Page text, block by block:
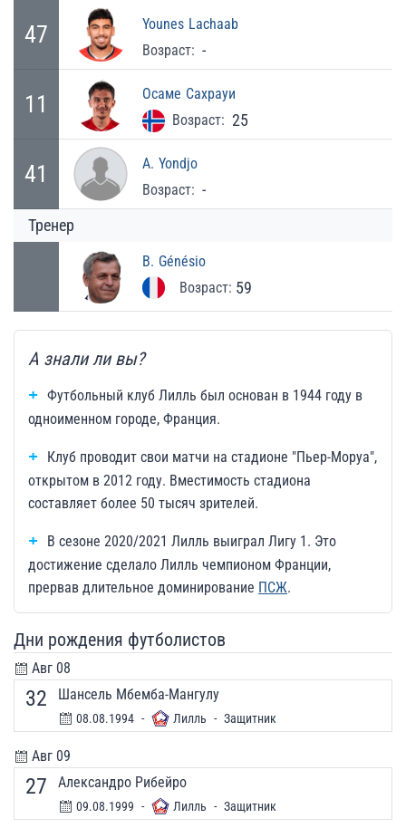
47 Younes Lachaab
Возраст: -
11 Осаме Сахрауи
Возраст: 25
41 A. Yondjo
Возраст: -
Тренер
B. Génésio
Возраст: 59
А знали ли вы?
Футбольный клуб Лилль был основан в 1944 году в
одноименном городе, Франция.
Клуб проводит свои матчи на стадионе "Пьер-Моруа",
открытом в 2012 году. Вместимость стадиона
составляет более 50 тысяч зрителей.
В сезоне 2020/2021 Лилль выиграл Лигу 1. Это
достижение сделало Лилль чемпионом Франции,
прервав длительное доминирование ПСЖ.
Дни рождения футболистов
Авг 08
32 Шансель Мбемба-Мангулу
08.08.1994 - Лилль - Защитник
Авг 09
27 Александро Рибейро
09.08.1999 - Лилль - Защитник